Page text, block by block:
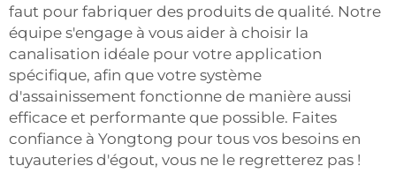
faut pour fabriquer des produits de qualité. Notre
équipe s'engage à vous aider à choisir la
canalisation idéale pour votre application
spécifique, afin que votre système
d'assainissement fonctionne de manière aussi
efficace et performante que possible. Faites
confiance à Yongtong pour tous vos besoins en
tuyauteries d'égout, vous ne le regretterez pas !